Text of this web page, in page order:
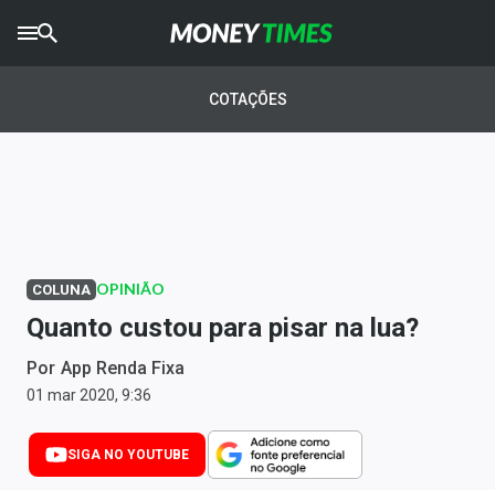
AGROTIMES
Newsletters
Anuncie
Últimas Notícias
COTAÇÕES
COLUNA OPINIÃO
Quanto custou para pisar na lua?
Por App Renda Fixa
01 mar 2020, 9:36
SIGA NO YOUTUBE